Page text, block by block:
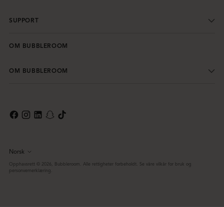
SUPPORT
OM BUBBLEROOM
OM BUBBLEROOM
Språk
Norsk
Opphavsrett © 2026, Bubbleroom. Alle rettigheter forbeholdt. Se våre vilkår for bruk og
personvernerklæring.